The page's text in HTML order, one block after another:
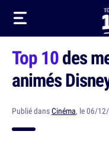
Top 10des
animés
Publié dansCinéma, le 06/